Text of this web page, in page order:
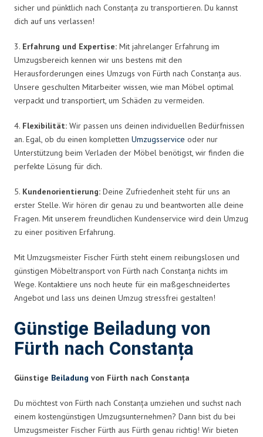
sicher und pünktlich nach Constanța zu transportieren. Du kannst
dich auf uns verlassen!
3. Erfahrung und Expertise: Mit jahrelanger Erfahrung im
Umzugsbereich kennen wir uns bestens mit den
Herausforderungen eines Umzugs von Fürth nach Constanța aus.
Unsere geschulten Mitarbeiter wissen, wie man Möbel optimal
verpackt und transportiert, um Schäden zu vermeiden.
4. Flexibilität: Wir passen uns deinen individuellen Bedürfnissen
an. Egal, ob du einen kompletten Umzugsservice oder nur
Unterstützung beim Verladen der Möbel benötigst, wir finden die
perfekte Lösung für dich.
5. Kundenorientierung: Deine Zufriedenheit steht für uns an
erster Stelle. Wir hören dir genau zu und beantworten alle deine
Fragen. Mit unserem freundlichen Kundenservice wird dein Umzug
zu einer positiven Erfahrung.
Mit Umzugsmeister Fischer Fürth steht einem reibungslosen und
günstigen Möbeltransport von Fürth nach Constanța nichts im
Wege. Kontaktiere uns noch heute für ein maßgeschneidertes
Angebot und lass uns deinen Umzug stressfrei gestalten!
Günstige Beiladung von
Fürth nach Constanța
Günstige Beiladung von Fürth nach Constanța
Du möchtest von Fürth nach Constanța umziehen und suchst nach
einem kostengünstigen Umzugsunternehmen? Dann bist du bei
Umzugsmeister Fischer Fürth aus Fürth genau richtig! Wir bieten